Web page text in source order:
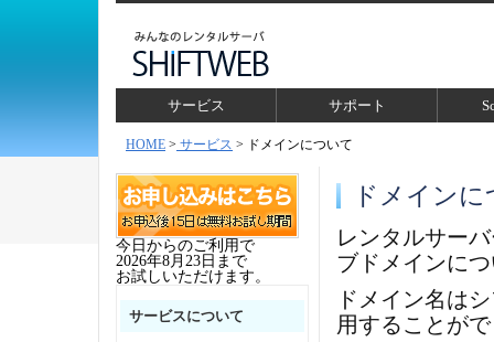
サービス サポート
HOME > サービス > ドメインについて
ドメイン
レンタルサー
ブドメインに
ドメイン名は
用することが
今日からのご利用で
2026年8月23日まで
お試しいただけます。
サービスについて